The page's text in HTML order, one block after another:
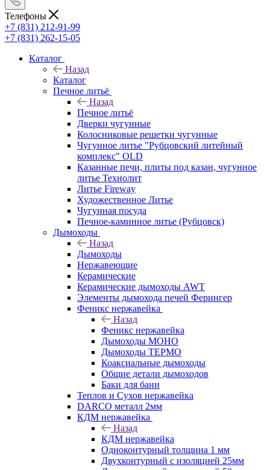
Телефоны
+7 (831) 212-91-99
+7 (831) 262-15-05
Каталог
Назад
Каталог
Печное литьё
Назад
Печное литьё
Дверки чугунные
Колосниковые решетки чугунные
Чугунное литье "Рубцовский литейный
комплекс" OLD
Казанные печи, плиты под казан, чугунное
литье Технолит
Литье Fireway
Художественное Литье
Чугунная посуда
Печное-каминное литье (Рубцовск)
Дымоходы
Назад
Дымоходы
Нержавеющие
Керамические
Керамические дымоходы AWT
Элементы дымохода печей Ферингер
Феникс нержавейка
Назад
Феникс нержавейка
Дымоходы МОНО
Дымоходы ТЕРМО
Коаксиальные дымоходы
Общие детали дымоходов
Баки для бани
Теплов и Сухов нержавейка
DARCO металл 2мм
КДМ нержавейка
Назад
КДМ нержавейка
Одноконтурный толщина 1 мм
Двухконтурный с изоляцией 25мм